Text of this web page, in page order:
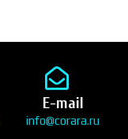
E-mail
info@corara.ru